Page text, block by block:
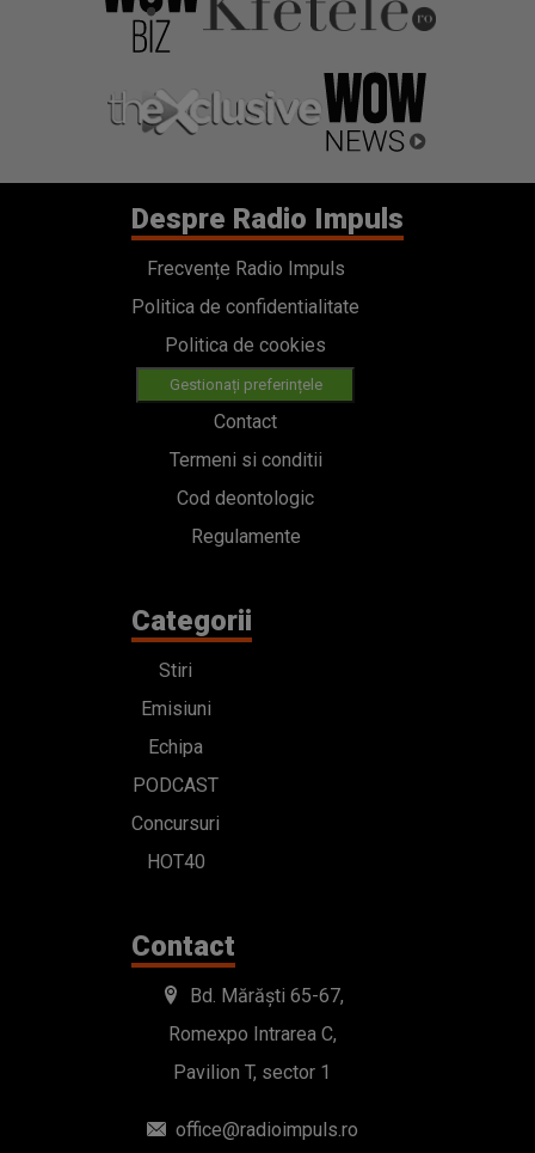
Despre Radio Impuls
Frecvențe Radio Impuls
Politica de confidentialitate
Politica de cookies
Gestionați preferințele
Contact
Termeni si conditii
Cod deontologic
Regulamente
Categorii
Stiri
Emisiuni
Echipa
PODCAST
Concursuri
HOT40
Contact
Bd. Mărăști 65-67,
Romexpo Intrarea C,
Pavilion T, sector 1
office@radioimpuls.ro